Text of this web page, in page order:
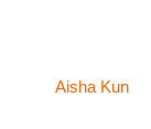
Aisha Kun